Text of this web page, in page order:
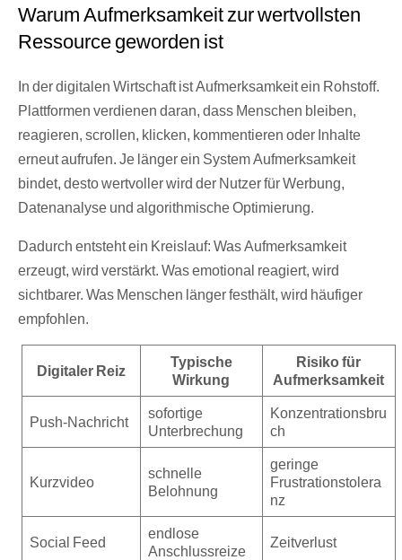
Warum Aufmerksamkeit zur wertvollsten
Ressource geworden ist
In der digitalen Wirtschaft ist Aufmerksamkeit ein Rohstoff.
Plattformen verdienen daran, dass Menschen bleiben,
reagieren, scrollen, klicken, kommentieren oder Inhalte
erneut aufrufen. Je länger ein System Aufmerksamkeit
bindet, desto wertvoller wird der Nutzer für Werbung,
Datenanalyse und algorithmische Optimierung.
Dadurch entsteht ein Kreislauf: Was Aufmerksamkeit
erzeugt, wird verstärkt. Was emotional reagiert, wird
sichtbarer. Was Menschen länger festhält, wird häufiger
empfohlen.
Digitaler Reiz
Typische
Wirkung
Risiko für
Aufmerksamkeit
Push-Nachricht
sofortige
Unterbrechung
Konzentrationsbru
ch
Kurzvideo
schnelle
Belohnung
geringe
Frustrationstolera
nz
Social Feed
endlose
Anschlussreize
Zeitverlust